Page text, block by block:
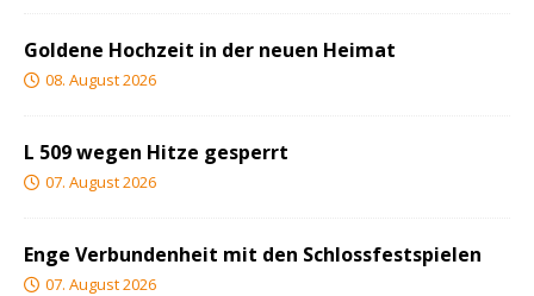
Goldene Hochzeit in der neuen Heimat
08. August 2026
L 509 wegen Hitze gesperrt
07. August 2026
Enge Verbundenheit mit den Schlossfestspielen
07. August 2026